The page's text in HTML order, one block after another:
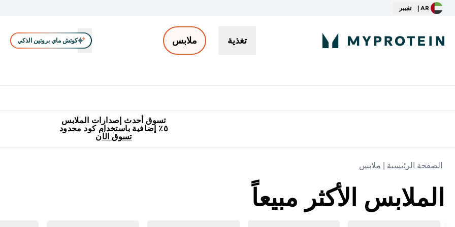
AR | تغيير
تغذية ملابس كوتش ماي بروتين الذكي
تسوق أحدث إصدارات الملابس
٥٪ إضافية باستخدام كود محدود
تسوق الآن
الصفحة الرئيسية ملابس
الملابس الأكثر مبيعاً